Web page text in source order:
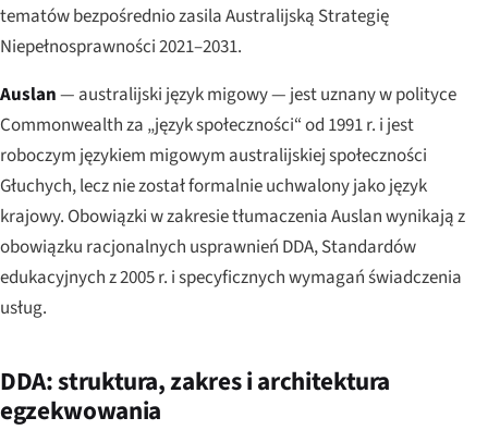
tematów bezpośrednio zasila Australijską Strategię
Niepełnosprawności 2021–2031.
Auslan— australijski język migowy — jest uznany w polityce
Commonwealth za „język społeczności“ od 1991 r. i jest
roboczym językiem migowym australijskiej społeczności
Głuchych, lecz nie został formalnie uchwalony jako język
krajowy. Obowiązki w zakresie tłumaczenia Auslan wynikają z
obowiązku racjonalnych usprawnień DDA, Standardów
edukacyjnych z 2005 r. i specyficznych wymagań świadczenia
usług.
DDA: struktura, zakres i architektura
egzekwowania